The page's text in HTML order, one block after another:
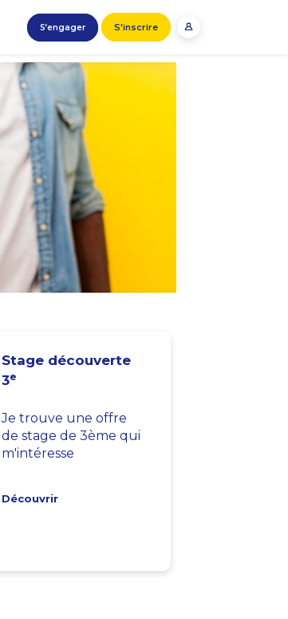
S’engager S'inscrire
Stage découverte
3e
Je trouve une offre
de stage de 3ème qui
m'intéresse
Découvrir